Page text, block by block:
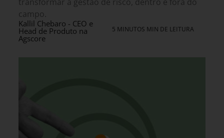
campo.
Kallil Chebaro - CEO e
Head de Produto na
Agscore
5 MINUTOS MIN DE LEITURA